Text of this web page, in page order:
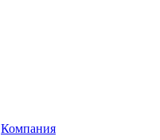
Компания